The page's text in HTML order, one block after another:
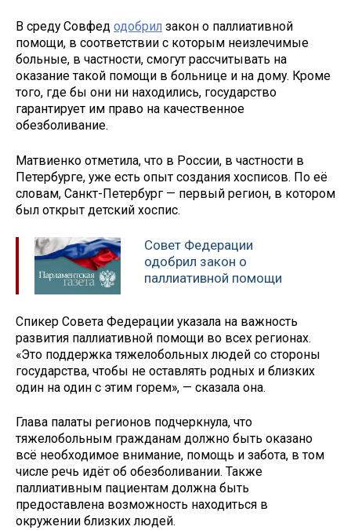
В среду Совфед одобрил закон о паллиативной
помощи, в соответствии с которым неизлечимые
больные, в частности, смогут рассчитывать на
оказание такой помощи в больнице и на дому. Кроме
того, где бы они ни находились, государство
гарантирует им право на качественное
обезболивание.
Матвиенко отметила, что в России, в частности в
Петербурге, уже есть опыт создания хосписов. По её
словам, Санкт-Петербург — первый регион, в котором
был открыт детский хоспис.
Совет Федерации
одобрил закон о
паллиативной помощи
Спикер Совета Федерации указала на важность
развития паллиативной помощи во всех регионах.
«Это поддержка тяжелобольных людей со стороны
государства, чтобы не оставлять родных и близких
один на один с этим горем», — сказала она.
Глава палаты регионов подчеркнула, что
тяжелобольным гражданам должно быть оказано
всё необходимое внимание, помощь и забота, в том
числе речь идёт об обезболивании. Также
паллиативным пациентам должна быть
предоставлена возможность находиться в
окружении близких людей.